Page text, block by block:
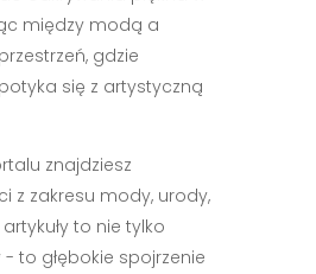
między modą a
gdzie
się z artystyczną
znajdziesz
z zakresu mody, urody,
to nie tylko
to głębokie spojrzenie